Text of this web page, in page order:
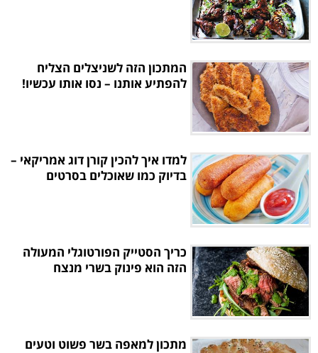
המתכון הזה לשניצלים הצליח
להפתיע אותנו – נסו אותו עכשיו!
למדו איך להכין קורן דוג אמריקאי –
בדיוק כמו שאוכלים בסרטים
כריך הסטייק הפורטוגלי המעולה
הזה הוא פינוק בשרי מנצח
מתכון למאפה בשר פשוט וטעים